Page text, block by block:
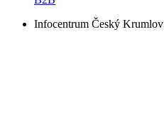
Infocentrum Český Krumlov